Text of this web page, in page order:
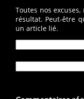
Toutes nos
résultat. Peut-être
un article lié.